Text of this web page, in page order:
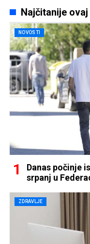
Najčitanije
NOVOSTI
Danas počinje
srpanj u
ZDRAVLJE